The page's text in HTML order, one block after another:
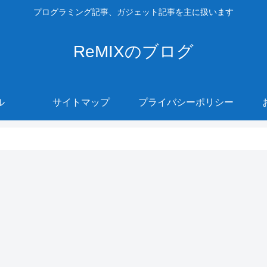
プログラミング記事、ガジェット記事を主に扱います
ReMIXのブログ
サイトマップ プライバシーポリシー